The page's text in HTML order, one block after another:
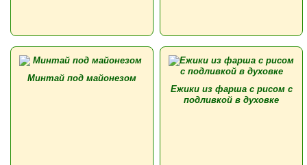
Минтай под майонезом
Ежики из фарша с рисом с
подливкой в духовке